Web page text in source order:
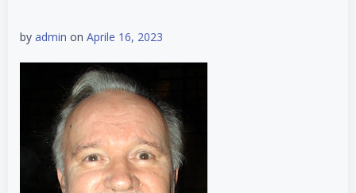
by admin on Aprile 16, 2023